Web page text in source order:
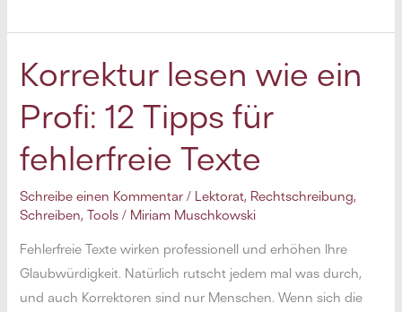
zusammengesetzte
Substantive
Korrektur lesen wie ein
Profi: 12 Tipps für
fehlerfreie Texte
Schreibe einen Kommentar / Lektorat, Rechtschreibung,
Schreiben,Tools / Miriam Muschkowski
Fehlerfreie Texte wirken professionell und erhöhen Ihre
Glaubwürdigkeit. Natürlich rutscht jedem mal was durch,
und auch Korrektoren sind nur Menschen. Wenn sich die